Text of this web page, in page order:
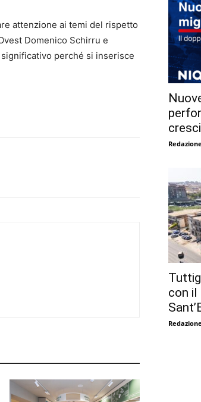
attenzione ai temi del rispetto
Domenico Schirru e
perché si inserisce
Redazione
con il
Redazione